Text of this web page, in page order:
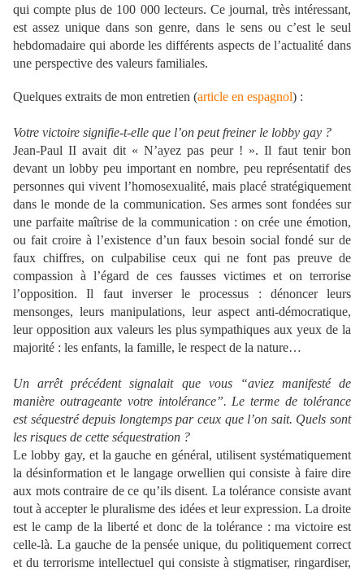
qui compte plus de 100 000 lecteurs. Ce journal, très intéressant,
est assez unique dans son genre, dans le sens ou c’est le seul
hebdomadaire qui aborde les différents aspects de l’actualité dans
une perspective des valeurs familiales.
Quelques extraits de mon entretien (article en espagnol) :
Votre victoire signifie-t-elle que l’on peut freiner le lobby gay ?
Jean-Paul II avait dit « N’ayez pas peur ! ». Il faut tenir bon
devant un lobby peu important en nombre, peu représentatif des
personnes qui vivent l’homosexualité, mais placé stratégiquement
dans le monde de la communication. Ses armes sont fondées sur
une parfaite maîtrise de la communication : on crée une émotion,
ou fait croire à l’existence d’un faux besoin social fondé sur de
faux chiffres, on culpabilise ceux qui ne font pas preuve de
compassion à l’égard de ces fausses victimes et on terrorise
l’opposition. Il faut inverser le processus : dénoncer leurs
mensonges, leurs manipulations, leur aspect anti-démocratique,
leur opposition aux valeurs les plus sympathiques aux yeux de la
majorité : les enfants, la famille, le respect de la nature…
Un arrêt précédent signalait que vous “aviez manifesté de
manière outrageante votre intolérance”. Le terme de tolérance
est séquestré depuis longtemps par ceux que l’on sait. Quels sont
les risques de cette séquestration ?
Le lobby gay, et la gauche en général, utilisent systématiquement
la désinformation et le langage orwellien qui consiste à faire dire
aux mots contraire de ce qu’ils disent. La tolérance consiste avant
tout à accepter le pluralisme des idées et leur expression. La droite
est le camp de la liberté et donc de la tolérance : ma victoire est
celle-là. La gauche de la pensée unique, du politiquement correct
et du terrorisme intellectuel qui consiste à stigmatiser, ringardiser,